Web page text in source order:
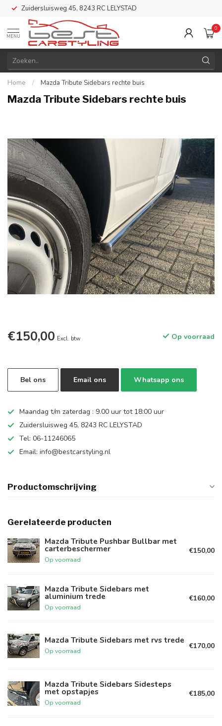
Zuidersluisweg 45, 8243 RC LELYSTAD
MENU
0
Home / Mazda Tribute Sidebars rechte buis
Mazda Tribute Sidebars rechte buis
€150,00 Excl. btw Op voorraad
Bel ons Email ons Whatsapp ons
Maandag t/m zaterdag : 9.00 uur tot 18:00 uur
Zuidersluisweg 45, 8243 RC LELYSTAD
Tel: 06-11246065
Email: info@bestcarstyling.nl
Productomschrijving
Gerelateerde producten
Mazda Tribute Pushbar Bullbar met
carterbeschermer
Op voorraad
€150,00
Mazda Tribute Sidebars met
aluminium trede
Op voorraad
€160,00
Mazda Tribute Sidebars met rvs trede
Op voorraad
€170,00
Mazda Tribute Sidebars Sidesteps
met opstapjes
Op voorraad
€185,00